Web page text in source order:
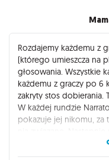
Rozdajemy każdemu z
(którego umieszcza na
głosowania. Wszystkie
każdemu z graczy po 6
zakryty stos dobierania.
W każdej rundzie
pokazuje jej nikomu,
ze swoich kart (taką,
i pokazują je tak